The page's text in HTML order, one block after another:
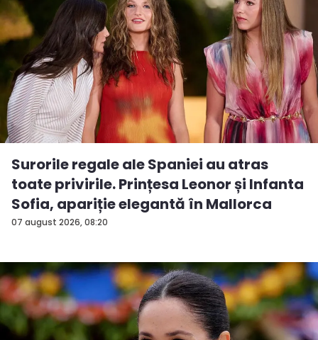
07 august 2026, 08:20
Surorile regale ale Spaniei au atras
toate privirile. Prințesa Leonor și Infanta
Sofia, apariție elegantă în Mallorca